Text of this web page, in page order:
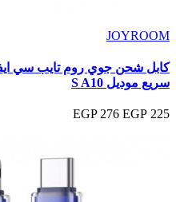
JOYROOM
سريع موديل S A10
225 EGP
276 EGP